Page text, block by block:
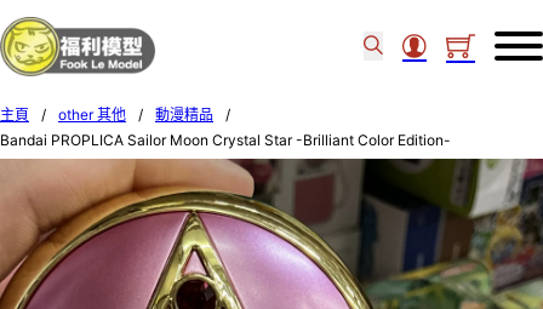
主頁 / other 其他 / 動漫精品
/
Bandai PROPLICA Sailor Moon Crystal Star -Brilliant Color Edition-